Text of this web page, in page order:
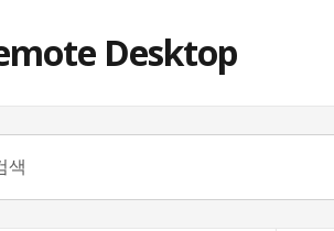
Desktop